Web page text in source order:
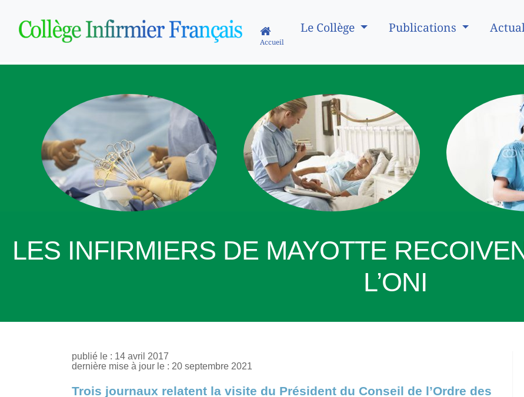
Accueil
Le Collège Publications
LES INFIRMIERS DE MAYOTTE
L’ONI
publié le : 14 avril 2017
dernière mise à jour le : 20 septembre 2021
Trois journaux relatent la visite du Président du Conseil de l’Ordre des